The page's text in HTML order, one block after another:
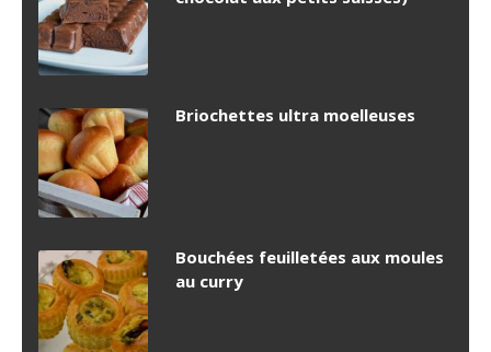
Briochettes ultra moelleuses
Bouchées feuilletées aux moules
au curry